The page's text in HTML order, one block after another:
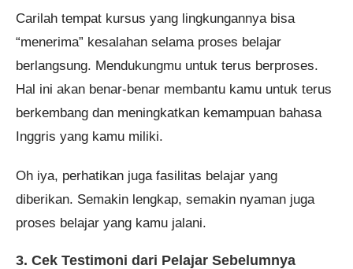
Carilah tempat kursus yang lingkungannya bisa
“menerima” kesalahan selama proses belajar
berlangsung. Mendukungmu untuk terus berproses.
Hal ini akan benar-benar membantu kamu untuk terus
berkembang dan meningkatkan kemampuan bahasa
Inggris yang kamu miliki.
Oh iya, perhatikan juga fasilitas belajar yang
diberikan. Semakin lengkap, semakin nyaman juga
proses belajar yang kamu jalani.
3. Cek Testimoni dari Pelajar Sebelumnya